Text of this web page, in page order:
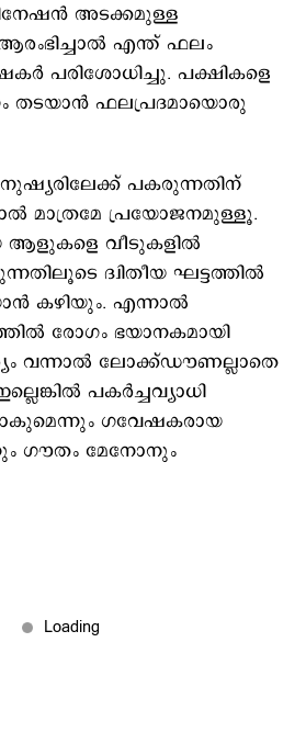
അടക്കമുള്ള
എന്ത് ഫലം
പരിശോധിച്ചു. പക്ഷികളെ
തടയാൻ ഫലപ്രദമായൊരു
പകരുന്നതിന്
മാത്രമേ പ്രയോജനമുള്ളൂ.
ആളുകളെ വീടുകളിൽ
ദ്വിതീയ ഘട്ടത്തിൽ
കഴിയും. എന്നാൽ
രോ​ഗം ഭയാനകമായി
വന്നാൽ ലോക്ക്ഡൗണല്ലാതെ
പകർച്ചവ്യാധി
ഗവേഷകരായ
ഗൗതം മേനോനും